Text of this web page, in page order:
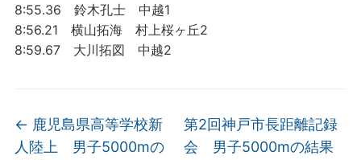
8:55.36 鈴木孔士 中越1
8:56.21 横山拓海 村上桜ヶ丘2
8:59.67 大川拓図 中越2
← 鹿児島県高等学校新
人陸上 男子5000mの
第2回神戸市長距離記録
会 男子5000mの結果